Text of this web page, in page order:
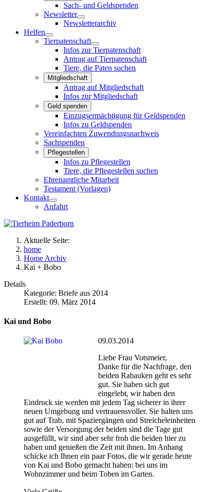
Sach- und Geldspenden
Newsletter
Newsletterarchiv
Helfen
Tierpatenschaft
Infos zur Tierpatenschaft
Antrag auf Tierpatenschaft
Tiere, die Paten suchen
Mitgliedschaft
Antrag auf Mitgliedschaft
Infos zur Mitgliedschaft
Geld spenden
Einzugsermächtigung für Geldspenden
Infos zu Geldspenden
Vereinfachten Zuwendungsnachweis
Sachspenden
Pflegestellen
Infos zu Pflegestellen
Tiere, die Pflegestellen suchen
Ehrenamtliche Mitarbeit
Testament (Vorlagen)
Kontakt
Anfahrt
Aktuelle Seite:
home
Home Archiv
Kai + Bobo
Details
Kategorie: Briefe aus 2014
Erstellt: 09. März 2014
Kai und Bobo
09.03.2014
Liebe Frau Votsmeier,
Danke für die Nachfrage, den
beiden Rabauken geht es sehr
gut. Sie haben sich gut
eingelebt, wir haben den
Eindruck sie werden mit jedem Tag sicherer in ihrer
neuen Umgebung und vertrauensvoller. Sie halten uns
gut auf Trab, mit Spaziergängen und Streicheleinheiten
sowie der Versorgung der beiden sind die Tage gut
ausgefüllt, wir sind aber sehr froh die beiden hier zu
haben und genießen die Zeit mit ihnen. Im Anhang
schicke ich Ihnen ein paar Fotos, die wir gerade heute
von Kai und Bobo gemacht haben: bei uns im
Wohnzimmer und beim Toben im Garten.